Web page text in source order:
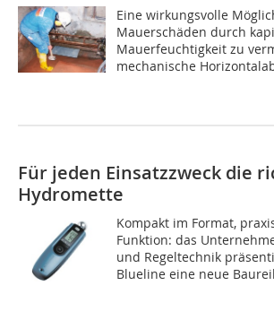
Eine wirkungsvolle
Mauerschäden durch
Mauerfeuchtigkeit zu
mechanische
Für jeden Einsatzzweck die
Hydromette
Kompakt im Format,
Funktion: das
und Regeltechnik
Blueline eine neue